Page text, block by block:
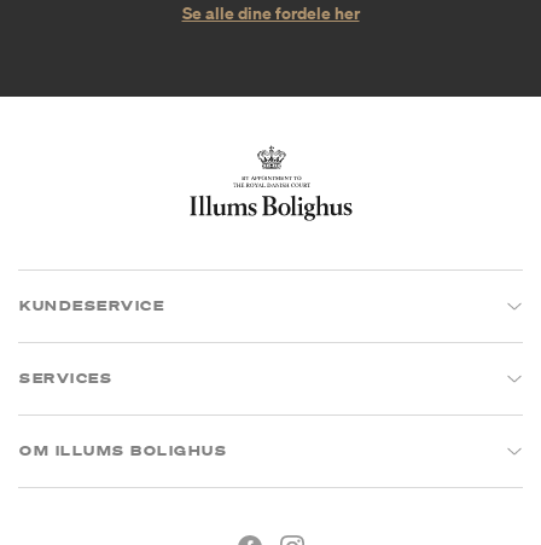
Se alle dine fordele her
KUNDESERVICE
SERVICES
OM ILLUMS BOLIGHUS